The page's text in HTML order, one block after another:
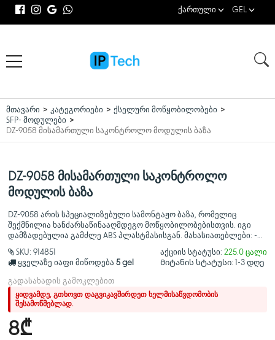
ქართული GEL
მთავარი კატეგორიები
ქსელური მოწყობილობები
SFP- მოდულები
DZ-9058 მისამართული საკონტროლო მოდულის ბაზა
DZ-9058 მისამართული საკონტროლო
მოდულის ბაზა
DZ-9058 არის სპეციალიზებული სამონტაჟო ბაზა, რომელიც
შექმნილია ხანძარსაწინააღმდეგო მოწყობილობებისთვის. იგი
დამზადებულია გამძლე ABS პლასტმასისგან. მახასიათებლები: -
თავსებადია და გამოიყენება A9058T მოდელთან
SKU: 914851
ყველაზე იაფი მიწოდება 5 gel
აქციის სტატუსი: 225.0 ცალი
Მიტანის სტატუსი:
1-3 დღე
გადასახადის გამოკლებით
ყიდვამდე, გთხოვთ დაგვიკავშირდეთ ხელმისაწვდომობის
შესამოწმებლად.
8₾